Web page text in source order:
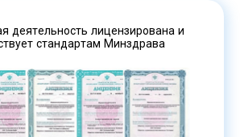
деятельность лицензирована и
стандартам Минздрава